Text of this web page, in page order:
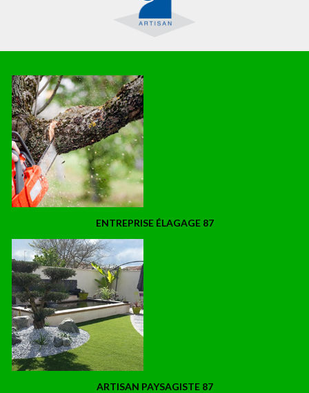
ENTREPRISE ÉLAGAGE 87
ARTISAN PAYSAGISTE 87